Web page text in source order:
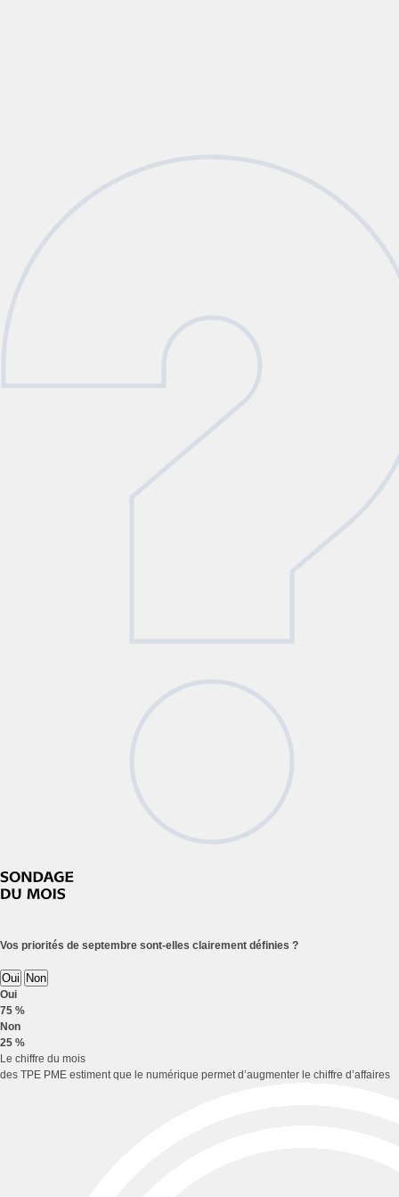
Vos priorités de septembre sont-elles clairement définies ?
Oui Non
Oui
75 %
Non
25 %
Le chiffre du mois
des TPE PME estiment que le numérique permet d’augmenter le chiffre d’affaires